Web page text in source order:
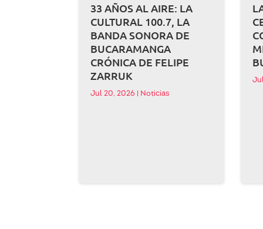
33 AÑOS AL AIRE: LA
CULTURAL 100.7, LA
BANDA SONORA DE
BUCARAMANGA
CRÓNICA DE FELIPE
ZARRUK
Jul 20, 2026 Noticias